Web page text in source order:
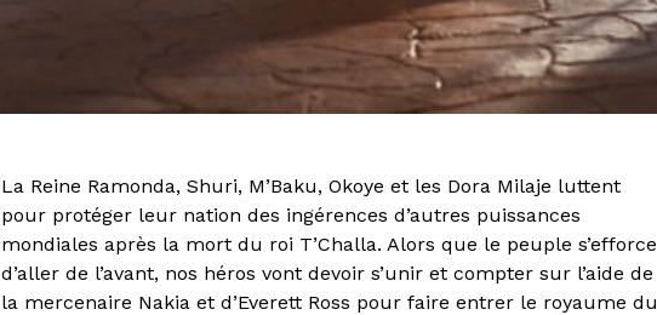
La Reine Ramonda, Shuri, M’Baku, Okoye et les Dora Milaje luttent
pour protéger leur nation des ingérences d’autres puissances
mondiales après la mort du roi T’Challa. Alors que le peuple s’efforce
d’aller de l’avant, nos héros vont devoir s’unir et compter sur l’aide de
la mercenaire Nakia et d’Everett Ross pour faire entrer le royaume du